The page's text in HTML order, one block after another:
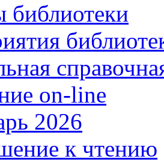
библиотеки
on-line
2026
к чтению